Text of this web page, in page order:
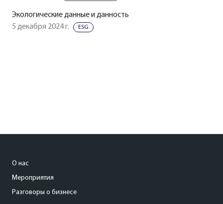
Экологические данные и данность
5 декабря 2024 г.
ESG
О нас
Мероприятия
Разговоры о бизнесе